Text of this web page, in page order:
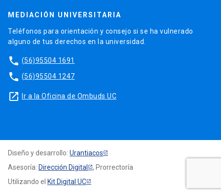
MEDIACIÓN UNIVERSITARIA
Teléfonos para orientación y consejo si se ha vulnerado
alguno de tus derechos en la universidad.
phone (56)95504 1691
phone (56)95504 1247
launch Ir a la Oficina de Ombuds UC
Diseño y desarrollo: Urantiacos
Asesoría: Dirección Digital
, Prorrectoría
Utilizando el Kit Digital UC